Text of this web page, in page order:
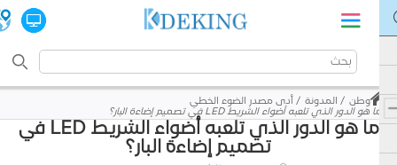
وطن المدونة
أدى مصدر الضوء الخطي
ما هو الدور الذي تلعبه أضواء الشريط LED في تصميم إضاءة البار؟
ما هو الدور الذي تلعبه أضواء الشريط LED في
تصميم إضاءة البار؟